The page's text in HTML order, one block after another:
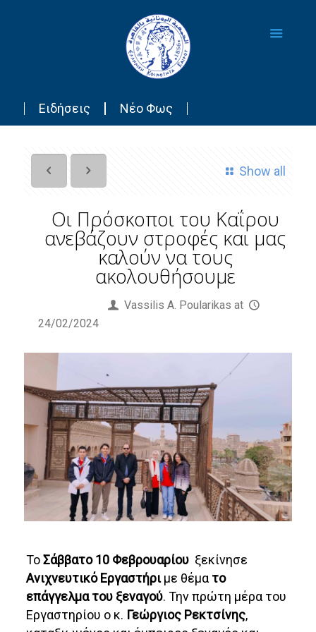
Ειδήσεις Νέο Φως
Show all
Οι Πρόσκοποι του Καΐρου
ανεβάζουν στροφές και μας
καλούν να τους
ακολουθήσουμε
Vassilis Α. Poularikas at
24/02/2024
ΤοΣάββατο 10 Φεβρουαρίου ξεκίνησε
Ανιχνευτικό Εργαστήριμε θέμα το
επάγγελμα του ξεναγού. Την πρώτη μέρα του
Εργαστηρίου ο κ. Γεώργιος Ρεκτσίνης,